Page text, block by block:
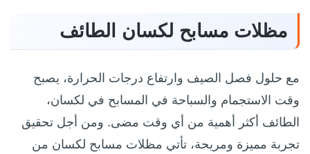
مظلات مسابح لكسان الطائف
مع حلول فصل الصيف وارتفاع درجات الحرارة، يصبح
وقت الاستجمام والسباحة في المسابح في لكسان،
الطائف أكثر أهمية من أي وقت مضى. ومن أجل تحقيق
تجربة مميزة ومريحة، تأتي مظلات مسابح لكسان من